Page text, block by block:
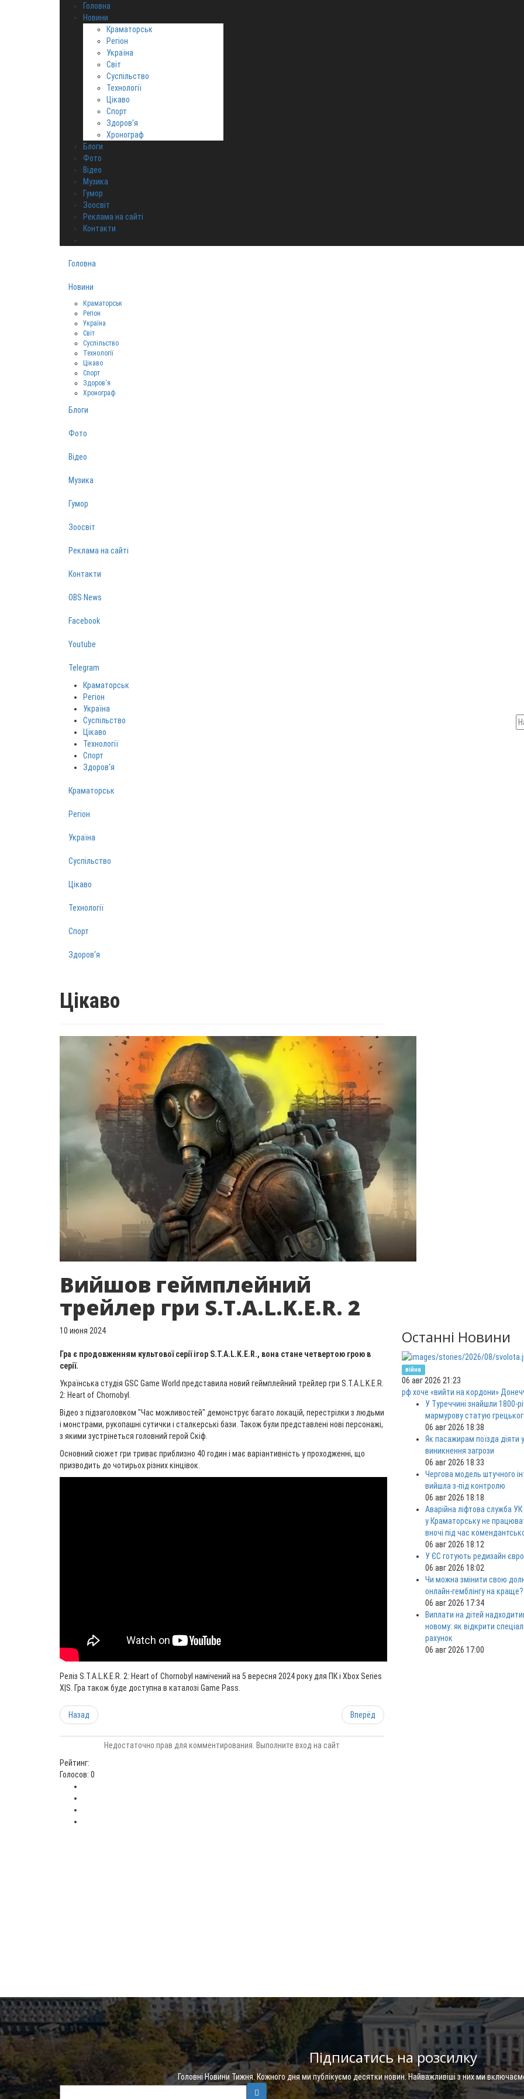
Головна
Новини
Краматорськ
Регіон
Україна
Світ
Суспільство
Технології
Цікаво
Спорт
Здоров‘я
Хронограф
Блоги
Фото
Відео
Музика
Гумор
Зоосвіт
Реклама на сайті
Контакти
Головна
Новини
Краматорськ
Регіон
Україна
Світ
Суспільство
Технології
Цікаво
Спорт
Здоров‘я
Хронограф
Блоги
Фото
Відео
Музика
Гумор
Зоосвіт
Реклама на сайті
Контакти
OBS News
Facebook
Youtube
Telegram
Краматорськ
Регіон
Україна
Суспільство
Цікаво
Технології
Спорт
Здоров‘я
Краматорськ
Регіон
Україна
Суспільство
Цікаво
Технології
Спорт
Здоров‘я
Цікаво
Вийшов геймплейний
трейлер гри S.T.A.L.K.E.R. 2
10 июня 2024
Гра є продовженням культової серії ігор S.T.A.L.K.E.R., вона стане четвертою грою в
серії.
Українська студія GSC Game World представила новий геймплейний трейлер гри S.T.A.L.K.E.R.
2: Heart of Chornobyl.
Відео з підзаголовком "Час можливостей" демонструє багато локацій, перестрілки з людьми
і монстрами, рукопашні сутички і сталкерські бази. Також були представлені нові персонажі,
з якими зустрінеться головний герой Скіф.
Основний сюжет гри триває приблизно 40 годин і має варіантивність у проходженні, що
призводить до чотирьох різних кінцівок.
Реліз S.T.A.L.K.E.R. 2: Heart of Chornobyl намічений на 5 вересня 2024 року для ПК і Xbox Series
X|S. Гра також буде доступна в каталозі Game Pass.
Назад Вперёд
Недостаточно прав для комментирования. Выполните вход на сайт
Рейтинг:
Голосов: 0
Останні Новини
війна
06 авг 2026 21:23
рф хоче «вийти на кордони»
У Туреччині знайшли 1800-
мармурову статую
06 авг 2026 18:38
Як пасажирам поїзда діяти у
виникнення загрози
06 авг 2026 18:33
Чергова модель штучного
вийшла з-під контролю
06 авг 2026 18:18
Аварійна ліфтова служба УК
у Краматорську не
вночі під час
06 авг 2026 18:12
У ЄС готують редизайн євро
06 авг 2026 18:02
Чи можна змінити свою
онлайн-гемблінгу на краще?
06 авг 2026 17:34
Виплати на дітей
новому: як відкрити
рахунок
06 авг 2026 17:00
Підписатись на розсилку
Головні Новини Тижня. Кожного дня ми публікуємо десятки новин. Найважливіші з них ми